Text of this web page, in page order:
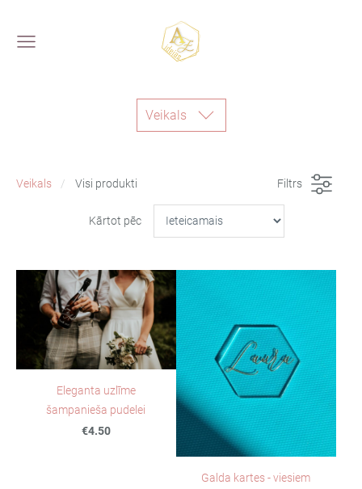
Veikals
Veikals Visi produkti Filtrs
Kārtot pēc
Eleganta uzlīme
šampanieša pudelei
€4.50
Galda kartes - viesiem